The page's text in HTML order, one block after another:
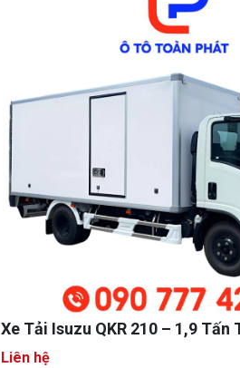
Xe Tải Isuzu QKR 210 – 1,9 Tấn
Liên hệ